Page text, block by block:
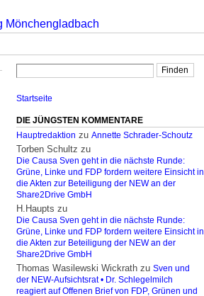
Startseite
DIE JÜNGSTEN KOMMENTARE
Hauptredaktion zu Annette Schrader-Schoutz
Torben Schultz zu
Die Causa Sven geht in die nächste Runde:
Grüne, Linke und FDP fordern weitere Einsicht in
die Akten zur Beteiligung der NEW an der
Share2Drive GmbH
H.Haupts zu
Die Causa Sven geht in die nächste Runde:
Grüne, Linke und FDP fordern weitere Einsicht in
die Akten zur Beteiligung der NEW an der
Share2Drive GmbH
Thomas Wasilewski Wickrath zu Sven und
der NEW-Aufsichtsrat • Dr. Schlegelmilch
reagiert auf Offenen Brief von FDP, Grünen und